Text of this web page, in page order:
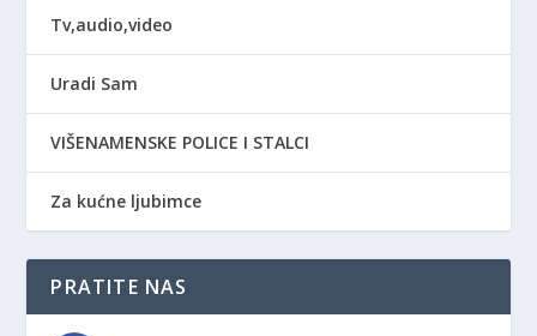
Tv,audio,video
Uradi Sam
VIŠENAMENSKE POLICE I STALCI
Za kućne ljubimce
PRATITE NAS